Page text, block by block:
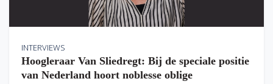
INTERVIEWS
Hoogleraar Van Sliedregt: Bij de speciale positie
van Nederland hoort noblesse oblige